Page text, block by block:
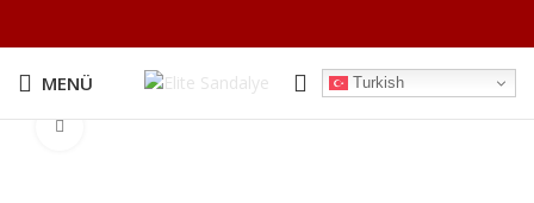
MENÜ Turkish
Büyütmek için tıklayın